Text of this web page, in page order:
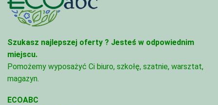
Szukasz najlepszej oferty ? Jesteś w odpowiednim
miejscu.
Pomożemy wyposażyć Ci biuro, szkołę, szatnie, warsztat,
magazyn.
ECOABC